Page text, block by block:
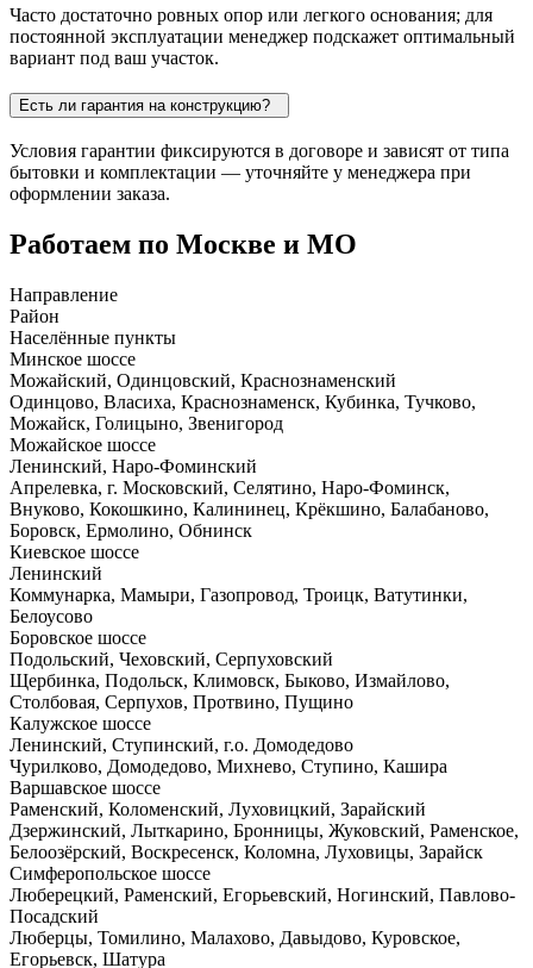
Часто достаточно ровных опор или легкого основания; для
постоянной эксплуатации менеджер подскажет оптимальный
вариант под ваш участок.
Есть ли гарантия на конструкцию?
Условия гарантии фиксируются в договоре и зависят от типа
бытовки и комплектации — уточняйте у менеджера при
оформлении заказа.
Работаем по Москве и МО
Направление
Район
Населённые пункты
Минское шоссе
Можайский, Одинцовский, Краснознаменский
Одинцово, Власиха, Краснознаменск, Кубинка, Тучково,
Можайск, Голицыно, Звенигород
Можайское шоссе
Ленинский, Наро-Фоминский
Апрелевка, г. Московский, Селятино, Наро-Фоминск,
Внуково, Кокошкино, Калининец, Крёкшино, Балабаново,
Боровск, Ермолино, Обнинск
Киевское шоссе
Ленинский
Коммунарка, Мамыри, Газопровод, Троицк, Ватутинки,
Белоусово
Боровское шоссе
Подольский, Чеховский, Серпуховский
Щербинка, Подольск, Климовск, Быково, Измайлово,
Столбовая, Серпухов, Протвино, Пущино
Калужское шоссе
Ленинский, Ступинский, г.о. Домодедово
Чурилково, Домодедово, Михнево, Ступино, Кашира
Варшавское шоссе
Раменский, Коломенский, Луховицкий, Зарайский
Дзержинский, Лыткарино, Бронницы, Жуковский, Раменское,
Белоозёрский, Воскресенск, Коломна, Луховицы, Зарайск
Симферопольское шоссе
Люберецкий, Раменский, Егорьевский, Ногинский, Павлово-
Посадский
Люберцы, Томилино, Малахово, Давыдово, Куровское,
Егорьевск, Шатура